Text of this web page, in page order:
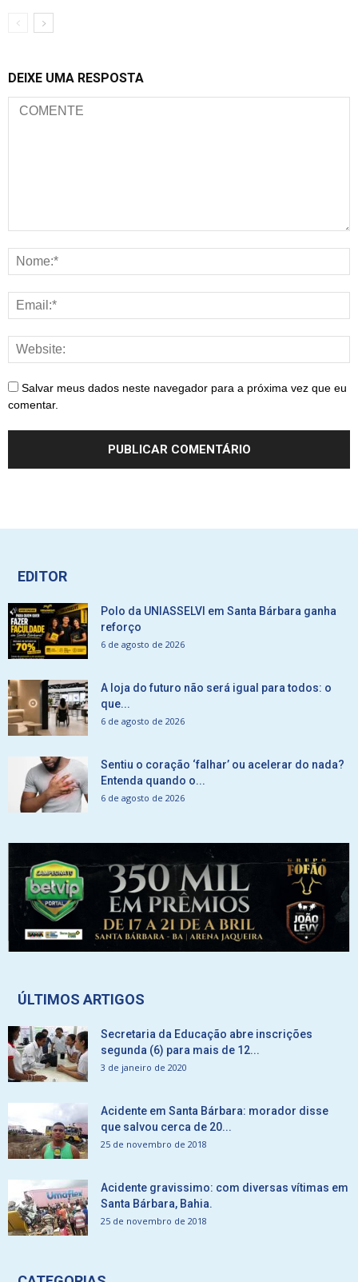
DEIXE UMA RESPOSTA
Salvar meus dados neste navegador para a próxima vez que eu
comentar.
EDITOR
Polo da UNIASSELVI em Santa Bárbara ganha
reforço
6 de agosto de 2026
A loja do futuro não será igual para todos: o
que...
6 de agosto de 2026
Sentiu o coração ‘falhar’ ou acelerar do nada?
Entenda quando o...
6 de agosto de 2026
ÚLTIMOS ARTIGOS
Secretaria da Educação abre inscrições
segunda (6) para mais de 12...
3 de janeiro de 2020
Acidente em Santa Bárbara: morador disse
que salvou cerca de 20...
25 de novembro de 2018
Acidente gravissimo: com diversas vítimas em
Santa Bárbara, Bahia.
25 de novembro de 2018